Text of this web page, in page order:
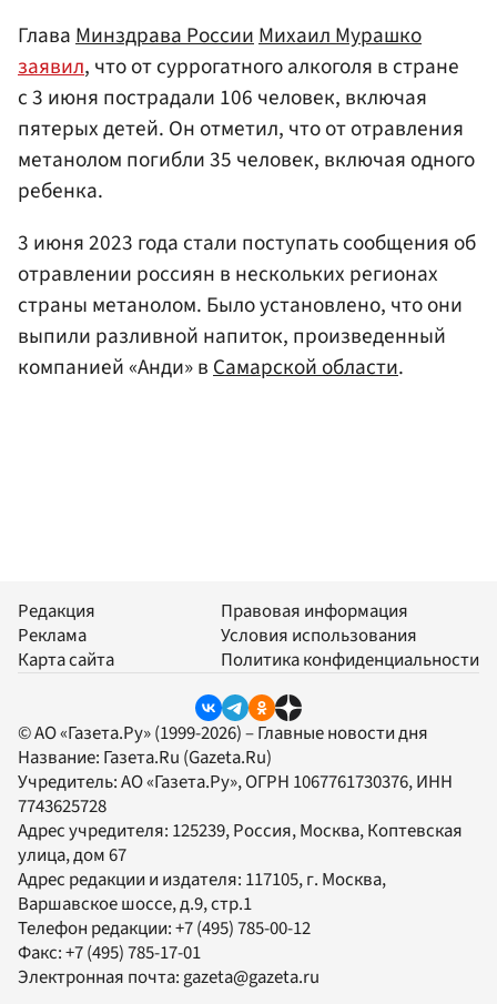
ГлаваМинздрава РоссииМихаил Мурашко
заявил, что от суррогатного алкоголя в стране
с 3 июня пострадали 106 человек, включая
пятерых детей. Он отметил, что от отравления
метанолом погибли 35 человек, включая одного
ребенка.
3 июня 2023 года стали поступать сообщения об
отравлении россиян в нескольких регионах
страны метанолом. Было установлено, что они
выпили разливной напиток, произведенный
компанией «Анди» вСамарской области.
Редакция
Реклама
Карта сайта
Правовая информация
Условия использования
Политика конфиденциальности
© АО «Газета.Ру» (1999-2026) – Главные новости дня
Название: Газета.Ru (Gazeta.Ru)
Учредитель:АО «Газета.Ру», ОГРН 1067761730376, ИНН
7743625728
Адрес учредителя: 125239, Россия, Москва, Коптевская
улица, дом 67
Адрес редакции и издателя: 117105, г. Москва,
Варшавское шоссе, д.9, стр.1
Телефон редакции:+7 (495) 785-00-12
Факс:+7 (495) 785-17-01
Электронная почта:gazeta@gazeta.ru